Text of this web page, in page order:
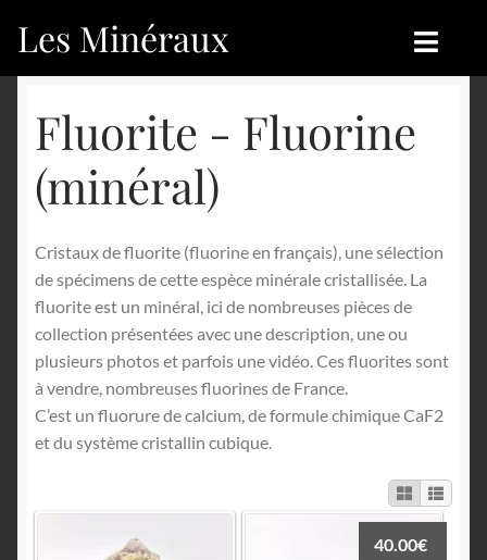
Aller
à
navigation
Aller
au
Les Minéraux
Catégories
Nouveautés
Achat
Mon compte
Français
Boutique
Nouveautés
Blog
Achat
Contactez-nous
Sites amis
Fluorite - Fluorine
(minéral)
Cristaux de fluorite (fluorine en français), une sélection
de spécimens de cette espèce minérale cristallisée. La
fluorite est un minéral, ici de nombreuses pièces de
collection présentées avec une description, une ou
plusieurs photos et parfois une vidéo. Ces fluorites sont
à vendre, nombreuses fluorines de France.
C’est un fluorure de calcium, de formule chimique CaF2
et du système cristallin cubique.
40.00€